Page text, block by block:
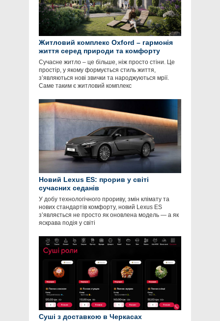
Житловий комплекс Oxford – гармонія
життя серед природи та комфорту
Сучасне житло – це більше, ніж просто стіни. Це
простір, у якому формується стиль життя,
з’являються нові звички та народжуються мрії.
Саме таким є житловий комплекс
Новий Lexus ES: прорив у світі
сучасних седанів
У добу технологічного прориву, змін клімату та
нових стандартів комфорту, новий Lexus ES
з’являється не просто як оновлена модель — а як
яскрава подія у світі
Суші з доставкою в Черкасах